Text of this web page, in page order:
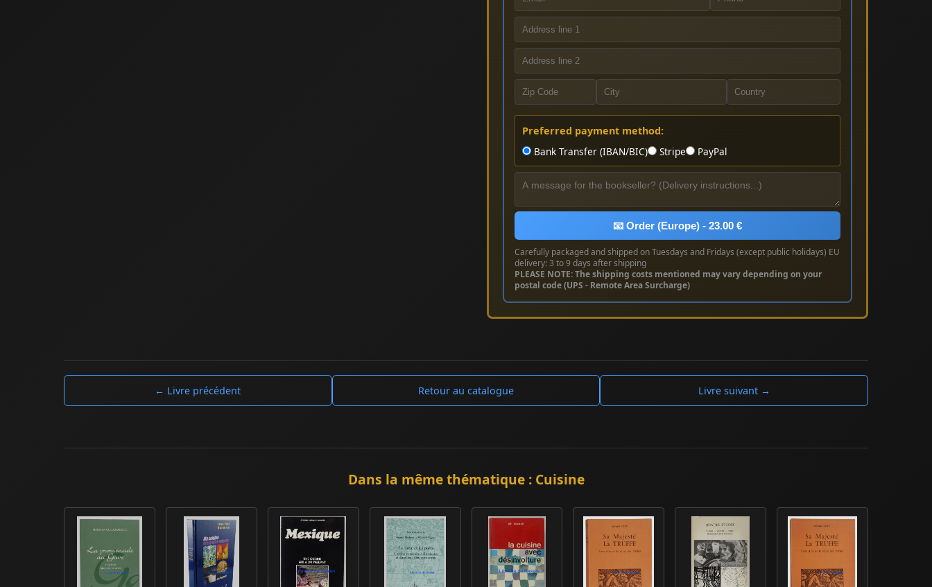
Preferred payment method:
Bank Transfer (IBAN/BIC)
Stripe PayPal
📧 Order (Europe) - 23.00 €
Carefully packaged and shipped on Tuesdays and Fridays (except public holidays) EU
delivery: 3 to 9 days after shipping
PLEASE NOTE: The shipping costs mentioned may vary depending on your
postal code (UPS - Remote Area Surcharge)
← Livre précédent Retour au catalogue Livre suivant →
Dans la même thématique : Cuisine